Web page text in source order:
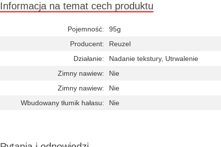
Informacja na temat cech produktu
Pojemność:
95g
Producent:
Reuzel
Działanie:
Nadanie tekstury, Utrwalenie
Zimny nawiew:
Nie
Zimny nawiew:
Nie
Wbudowany tłumik hałasu:
Nie